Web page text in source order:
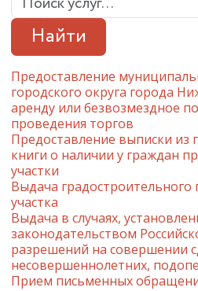
Найти
Предоставление
городского округа города
аренду или безвозмездное
проведения торгов
Предоставление выписки из
книги о наличии у граждан
участки
Выдача градостроительного
участка
Выдача в случаях,
законодательством
разрешений на совершении
несовершеннолетних,
Прием письменных